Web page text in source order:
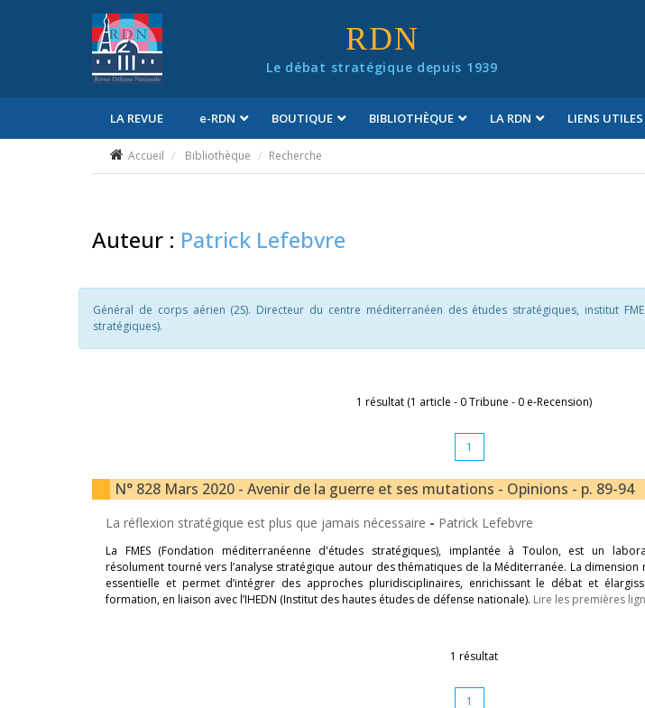
RDN
Le débat stratégique depuis 1939
LA REVUE e-RDN BOUTIQUE BIBLIOTHÈQUE LA RDN LIENS UTILES
Accueil Bibliothèque Recherche
Auteur : Patrick Lefebvre
Général de corps aérien (2S). Directeur du centre méditerranéen des études stratégiques, institut
stratégiques).
1 résultat (1 article - 0 Tribune - 0 e-Recension)
1
N° 828 Mars 2020 - Avenir de la guerre et ses mutations - Opinions - p. 89-94
La réflexion stratégique est plus que jamais nécessaire - Patrick Lefebvre
La FMES (Fondation méditerranéenne d'études stratégiques), implantée à Toulon, est un
résolument tourné vers l’analyse stratégique autour des thématiques de la Méditerranée. La dimension
essentielle et permet d’intégrer des approches pluridisciplinaires, enrichissant le débat et
formation, en liaison avec l’IHEDN (Institut des hautes études de défense nationale). Lire les premières
1 résultat
1